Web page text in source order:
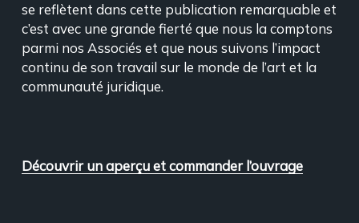
se reflètent dans cette publication remarquable et
c’est avec une grande fierté que nous la comptons
parmi nos Associés et que nous suivons l’impact
continu de son travail sur le monde de l’art et la
communauté juridique.
Découvrir un aperçu et commander l’ouvrage